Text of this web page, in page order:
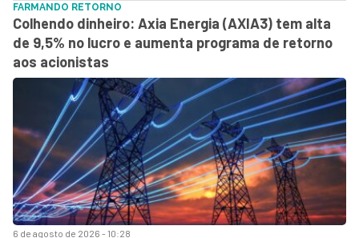
6 de agosto de 2026 - 10:28
FARMANDO RETORNO
Colhendo dinheiro: Axia Energia (AXIA3) tem alta
de 9,5% no lucro e aumenta programa de retorno
aos acionistas